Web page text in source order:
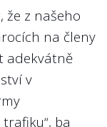
že z našeho
na členy
adekvátně
v
ba